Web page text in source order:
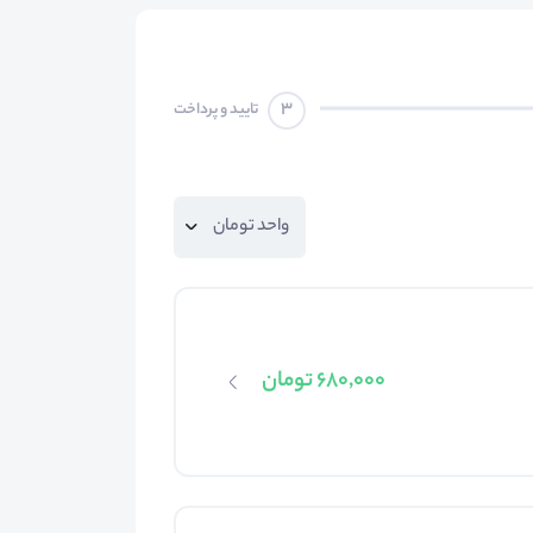
3 تایید و پرداخت
680,000 تومان